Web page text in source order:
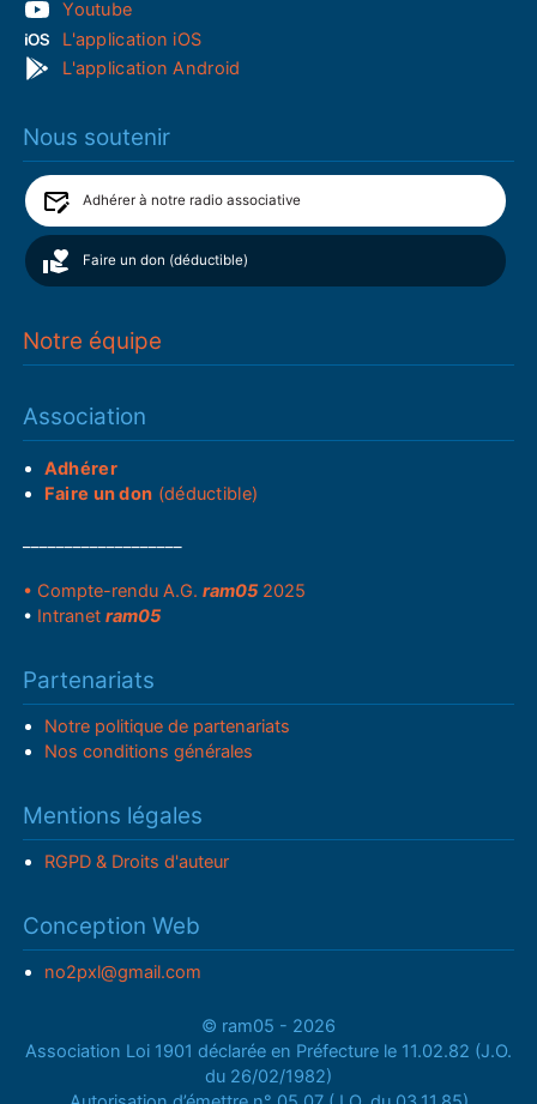
Youtube
L'application iOS
L'application Android
Nous soutenir
Adhérer à notre radio associative
Faire un don (déductible)
Notre équipe
Association
Adhérer
Faire un don (déductible)
• Compte-rendu A.G.ram05 2025
• Intranetram05
Partenariats
Notre politique de partenariats
Nos conditions générales
Mentions légales
RGPD & Droits d'auteur
Conception Web
no2pxl@gmail.com
© ram05 - 2026
Association Loi 1901 déclarée en Préfecture le 11.02.82 (J.O.
du 26/02/1982)